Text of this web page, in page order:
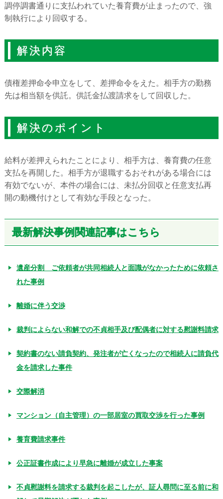
調停調書通りに支払われていた養育費が止まったので、強
制執行により回収する。
解決内容
債権差押命令申立をして、差押命令をえた。相手方の勤務
先は相当額を供託。供託金払渡請求をして回収した。
解決のポイント
給料が差押えられたことにより、相手方は、養育費の任意
支払を再開した。相手方が退職するおそれがある場合には
有効でないが、本件の場合には、未払分回収と任意支払再
開の動機付けとして有効な手段となった。
最新解決事例関連記事はこちら
遺産分割 ご依頼者が共同相続人と面識がなかったために依頼さ
れた事例
離婚に伴う交渉
裁判によらない和解での不貞相手及び配偶者に対する慰謝料請求
契約書のない請負契約、発注者が亡くなったので相続人に請負代
金を請求した事件
交際解消
マンション（自主管理）の一部居室の買取交渉を行った事例
養育費請求事件
公正証書作成により早急に離婚が成立した事案
不貞慰謝料を請求する裁判を起こしたが、証人尋問に至る前に和